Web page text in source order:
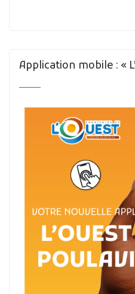
Application mobile : «